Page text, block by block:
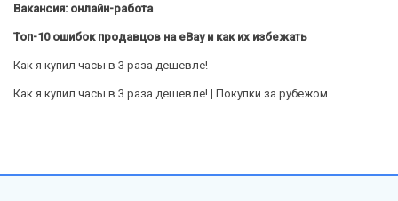
Вакансия: онлайн-работа
Топ-10 ошибок продавцов на eBay и как их избежать
Как я купил часы в 3 раза дешевле!
Как я купил часы в 3 раза дешевле! | Покупки за рубежом